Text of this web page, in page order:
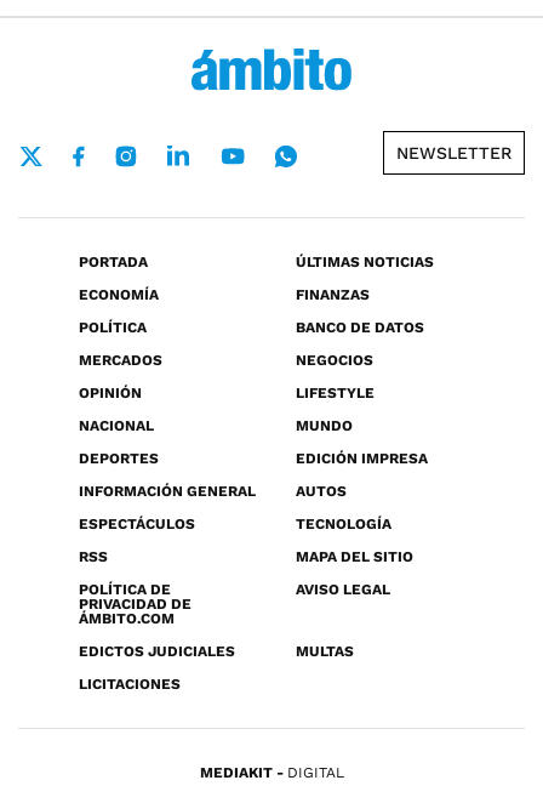
NEWSLETTER
PORTADA
ÚLTIMAS NOTICIAS
ECONOMÍA
FINANZAS
POLÍTICA
BANCO DE DATOS
MERCADOS
NEGOCIOS
OPINIÓN
LIFESTYLE
NACIONAL
MUNDO
DEPORTES
EDICIÓN IMPRESA
INFORMACIÓN GENERAL
AUTOS
ESPECTÁCULOS
TECNOLOGÍA
RSS
MAPA DEL SITIO
POLÍTICA DE
PRIVACIDAD DE
ÁMBITO.COM
AVISO LEGAL
EDICTOS JUDICIALES
MULTAS
LICITACIONES
MEDIAKIT DIGITAL